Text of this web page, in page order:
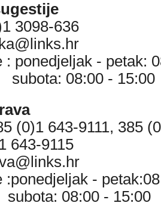
3098-636
: ponedjeljak - petak:
- 15:00
(0)1 643-9111, 385
643-9115
:ponedjeljak -
- 15:00